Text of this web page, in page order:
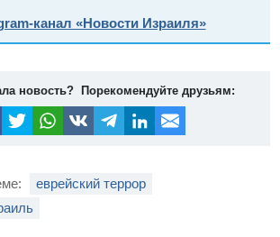
канал «Новости Израиля»
новость? Порекомендуйте друзьям:
еврейский террор